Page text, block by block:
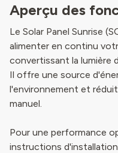
Aperçu des
Le Solar Panel Sunrise
alimenter en continu
convertissant la lumière
Il offre une source
l'environnement et
manuel.
Pour une performance
instructions